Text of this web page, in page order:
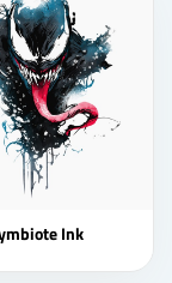
Ink